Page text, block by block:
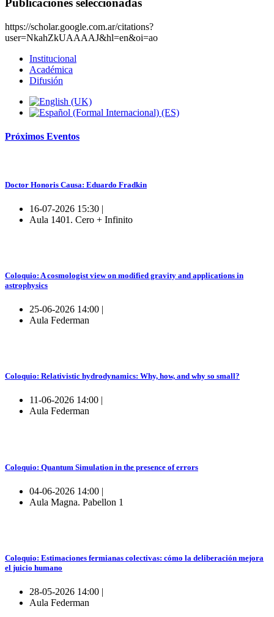
Publicaciones seleccionadas
https://scholar.google.com.ar/citations?
user=NkahZkUAAAAJ&hl=en&oi=ao
Institucional
Académica
Difusión
Próximos Eventos
Doctor Honoris Causa: Eduardo Fradkin
16-07-2026 15:30 |
Aula 1401. Cero + Infinito
Coloquio: A cosmologist view on modified gravity and applications in
astrophysics
25-06-2026 14:00 |
Aula Federman
Coloquio: Relativistic hydrodynamics: Why, how, and why so small?
11-06-2026 14:00 |
Aula Federman
Coloquio: Quantum Simulation in the presence of errors
04-06-2026 14:00 |
Aula Magna. Pabellon 1
Coloquio: Estimaciones fermianas colectivas: cómo la deliberación mejora
el juicio humano
28-05-2026 14:00 |
Aula Federman